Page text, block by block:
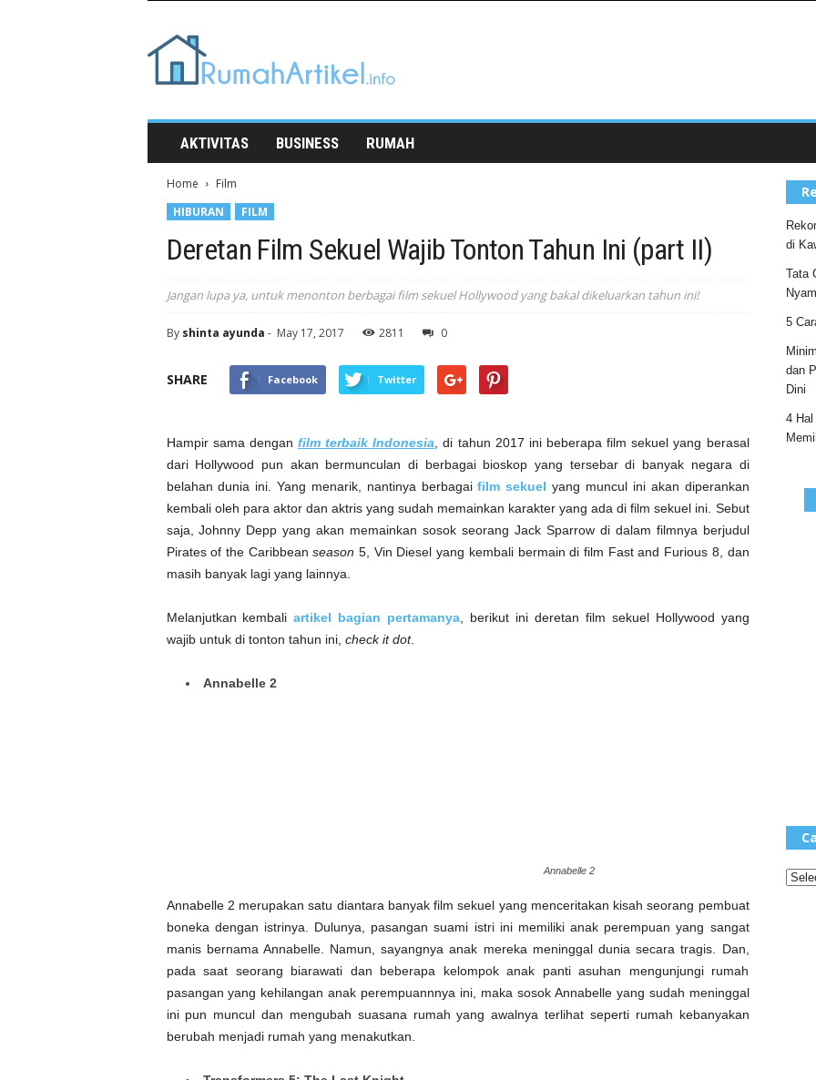
Artikel
AKTIVITAS BUSINESS RUMAH
Home
Film
HIBURAN
FILM
Deretan Film Sekuel Wajib Tonton Tahun Ini (part II)
Jangan lupa ya, untuk menonton berbagai film sekuel Hollywood yang bakal dikeluarkan tahun ini!
By shinta ayunda - May 17, 2017 2811 0
SHARE Facebook Twitter
Hampir sama dengan film terbaik Indonesia , di tahun 2017 ini beberapa film sekuel yang berasal
dari Hollywood pun akan bermunculan di berbagai bioskop yang tersebar di banyak negara di
belahan dunia ini. Yang menarik, nantinya berbagaifilm sekuel yang muncul ini akan diperankan
kembali oleh para aktor dan aktris yang sudah memainkan karakter yang ada di film sekuel ini. Sebut
saja, Johnny Depp yang akan memainkan sosok seorang Jack Sparrow di dalam filmnya berjudul
Pirates of the Caribbeanseason 5, Vin Diesel yang kembali bermain di film Fast and Furious 8, dan
masih banyak lagi yang lainnya.
Melanjutkan kembaliartikel bagian pertamanya , berikut ini deretan film sekuel Hollywood yang
wajib untuk di tonton tahun ini, check it dot.
Annabelle 2
Annabelle 2
Annabelle 2 merupakan satu diantara banyak film sekuel yang menceritakan kisah seorang pembuat
boneka dengan istrinya. Dulunya, pasangan suami istri ini memiliki anak perempuan yang sangat
manis bernama Annabelle. Namun, sayangnya anak mereka meninggal dunia secara tragis. Dan,
pada saat seorang biarawati dan beberapa kelompok anak panti asuhan mengunjungi rumah
pasangan yang kehilangan anak perempuannnya ini, maka sosok Annabelle yang sudah meninggal
ini pun muncul dan mengubah suasana rumah yang awalnya terlihat seperti rumah kebanyakan
berubah menjadi rumah yang menakutkan.
di
Tata
5
dan
Dini
4 Hal